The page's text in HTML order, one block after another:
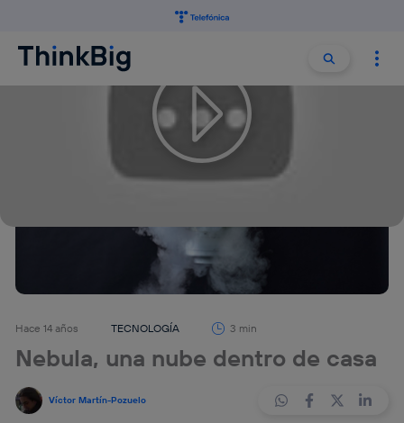
Buscar
Hace 14 años TECNOLOGÍA 3 min
Nebula, una nube dentro de casa
Víctor Martín-Pozuelo